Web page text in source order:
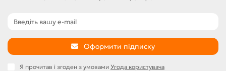
Оформити підписку
Я прочитав і згоден з умовами Угода користувача